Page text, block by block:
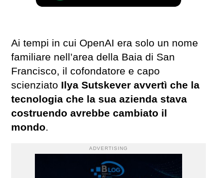
Ai tempi in cui OpenAI era solo un nome
familiare nell’area della Baia di San
Francisco, il cofondatore e capo
scienziato Ilya Sutskever avvertì che la
tecnologia che la sua azienda stava
costruendo avrebbe cambiato il
mondo.
ADVERTISING